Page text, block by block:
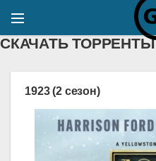
СКАЧАТЬ ТОРРЕНТЫ
1923 (2 сезон)